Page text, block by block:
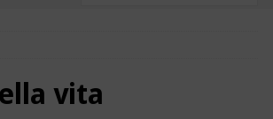
vita